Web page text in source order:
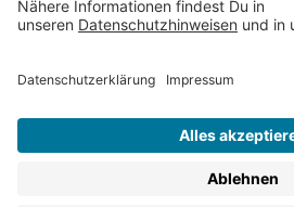
Deutschlands
** Lieferzeit 1-3 Werktage
Thienemann-Esslinger Verlag GmbH,